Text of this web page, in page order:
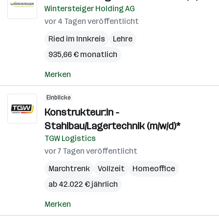
Wintersteiger Holding AG
vor 4 Tagen veröffentlicht
Ried im Innkreis
Lehre
935,66 € monatlich
Merken
Einblicke
Konstrukteur:in -
Stahlbau/Lagertechnik (m/w/d)*
TGW Logistics
vor 7 Tagen veröffentlicht
Marchtrenk
Vollzeit
Homeoffice
ab 42.022 € jährlich
Merken